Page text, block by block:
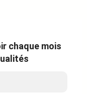
chaque mois